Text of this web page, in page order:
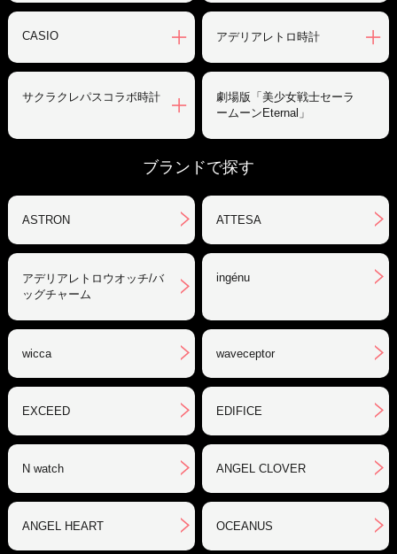
CASIO アデリアレトロ時計
サクラクレパスコラボ時計
劇場版「美少女戦士セーラ
ームーンEternal」
ブランドで探す
ASTRON ATTESA
アデリアレトロウオッチ/バ
ッグチャーム
ingénu
wicca waveceptor
EXCEED EDIFICE
N watch ANGEL CLOVER
ANGEL HEART OCEANUS